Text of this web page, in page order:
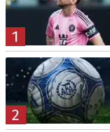
1
2